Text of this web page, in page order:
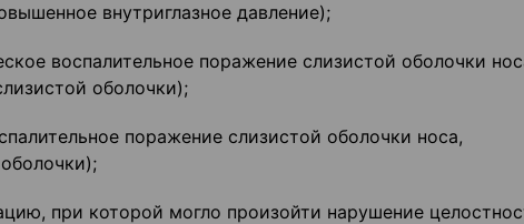
внутриглазное давле­ние);
воспалительное поражение слизистой оболочки
оболочки);
поражение слизистой оболочки носа,
при которой могло произойти нарушение